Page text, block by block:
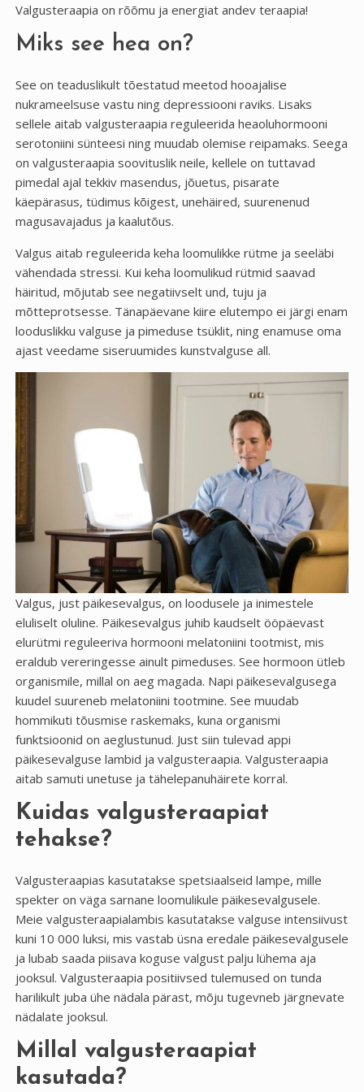
Valgusteraapia on rõõmu ja energiat andev teraapia!
Miks see hea on?
See on teaduslikult tõestatud meetod hooajalise
nukrameelsuse vastu ning depressiooni raviks. Lisaks
sellele aitab valgusteraapia reguleerida heaoluhormooni
serotoniini sünteesi ning muudab olemise reipamaks. Seega
on valgusteraapia soovituslik neile, kellele on tuttavad
pimedal ajal tekkiv masendus, jõuetus, pisarate
käepärasus, tüdimus kõigest, unehäired, suurenenud
magusavajadus ja kaalutõus.
Valgus aitab reguleerida keha loomulikke rütme ja seeläbi
vähendada stressi. Kui keha loomulikud rütmid saavad
häiritud, mõjutab see negatiivselt und, tuju ja
mõtteprotsesse. Tänapäevane kiire elutempo ei järgi enam
looduslikku valguse ja pimeduse tsüklit, ning enamuse oma
ajast veedame siseruumides kunstvalguse all.
Valgus, just päikesevalgus, on loodusele ja inimestele
eluliselt oluline. Päikesevalgus juhib kaudselt ööpäevast
elurütmi reguleeriva hormooni melatoniini tootmist, mis
eraldub vereringesse ainult pimeduses. See hormoon ütleb
organismile, millal on aeg magada. Napi päikesevalgusega
kuudel suureneb melatoniini tootmine. See muudab
hommikuti tõusmise raskemaks, kuna organismi
funktsioonid on aeglustunud. Just siin tulevad appi
päikesevalguse lambid ja valgusteraapia. Valgusteraapia
aitab samuti unetuse ja tähelepanuhäirete korral.
Kuidas valgusteraapiat
tehakse?
Valgusteraapias kasutatakse spetsiaalseid lampe, mille
spekter on väga sarnane loomulikule päikesevalgusele.
Meie valgusteraapialambis kasutatakse valguse intensiivust
kuni 10 000 luksi, mis vastab üsna eredale päikesevalgusele
ja lubab saada piisava koguse valgust palju lühema aja
jooksul. Valgusteraapia positiivsed tulemused on tunda
harilikult juba ühe nädala pärast, mõju tugevneb järgnevate
nädalate jooksul.
Millal valgusteraapiat
kasutada?